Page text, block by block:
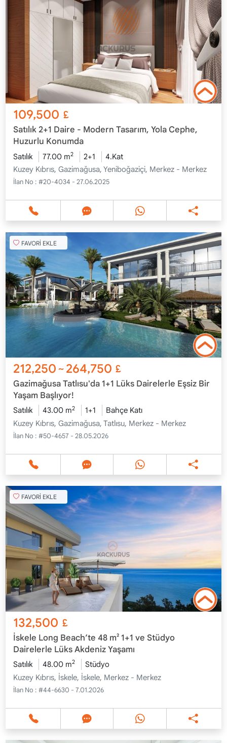
109,500 £
Satılık 2+1 Daire - Modern Tasarım, Yola Cephe,
Huzurlu Konumda
Satılık 77.00 m2 2+1
4.Kat
Kuzey Kıbrıs, Gazimağusa, Yeniboğaziçi, Merkez - Merkez
İlan No : #20-4034 - 27.06.2025
FAVORİ EKLE
212,250~264,750 £
Gazimağusa Tatlısu'da 1+1 Lüks Dairelerle Eşsiz Bir
Yaşam Başlıyor!
Satılık 43.00 m2 1+1
Bahçe Katı
Kuzey Kıbrıs, Gazimağusa, Tatlısu, Merkez - Merkez
İlan No : #50-4657 - 28.05.2026
FAVORİ EKLE
132,500 £
İskele Long Beach’te 48 m² 1+1 ve Stüdyo
Dairelerle Lüks Akdeniz Yaşamı
Satılık 48.00 m2
Stüdyo
Kuzey Kıbrıs, İskele, İskele, Merkez - Merkez
İlan No : #44-6630 - 7.01.2026